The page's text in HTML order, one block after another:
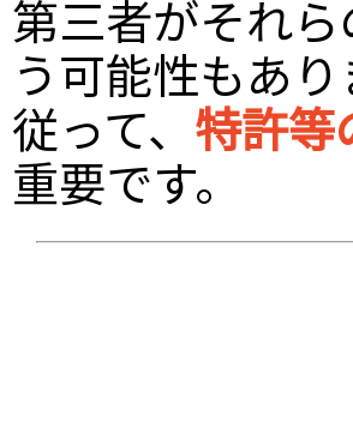
第三者がそれ
う可能性もあり
従って、 特許等
重要です。